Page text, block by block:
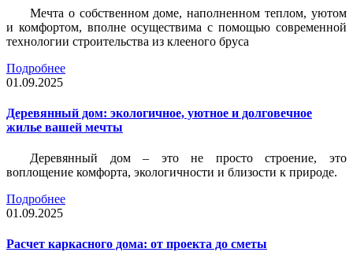
Мечта о собственном доме, наполненном теплом, уютом
и комфортом, вполне осуществима с помощью современной
технологии строительства из клееного бруса
Подробнее
01.09.2025
Деревянный дом: экологичное, уютное и долговечное
жилье вашей мечты
Деревянный дом – это не просто строение, это
воплощение комфорта, экологичности и близости к природе.
Подробнее
01.09.2025
Расчет каркасного дома: от проекта до сметы